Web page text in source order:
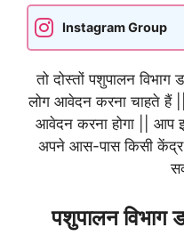
Instagram Group
तो दोस्तों पशुपालन विभाग
लोग आवेदन करना चाहते हैं
आवेदन करना होगा || आप
अपने आस-पास किसी केंद्र
पशुपालन विभाग